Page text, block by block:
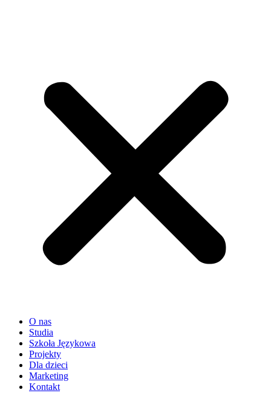
O nas
Studia
Szkoła Językowa
Projekty
Dla dzieci
Marketing
Kontakt